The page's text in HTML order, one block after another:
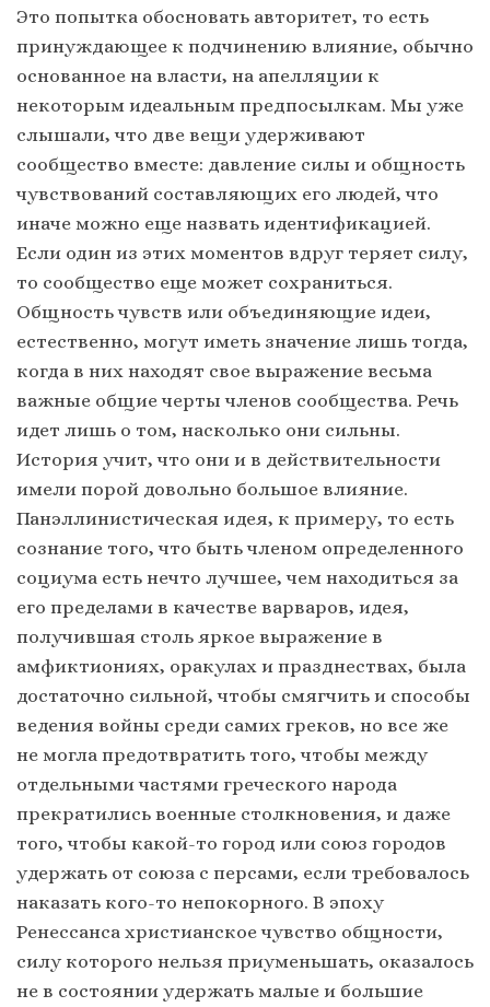
Это попытка обосновать авторитет, то есть
принуждающее к подчинению влияние, обычно
основанное на власти, на апелляции к
некоторым идеальным предпосылкам. Мы уже
слышали, что две вещи удерживают
сообщество вместе: давление силы и общность
чувствований составляющих его людей, что
иначе можно еще назвать идентификацией.
Если один из этих моментов вдруг теряет силу,
то сообщество еще может сохраниться.
Общность чувств или объединяющие идеи,
естественно, могут иметь значение лишь тогда,
когда в них находят свое выражение весьма
важные общие черты членов сообщества. Речь
идет лишь о том, насколько они сильны.
История учит, что они и в действительности
имели порой довольно большое влияние.
Панэллинистическая идея, к примеру, то есть
сознание того, что быть членом определенного
социума есть нечто лучшее, чем находиться за
его пределами в качестве варваров, идея,
получившая столь яркое выражение в
амфиктиониях, оракулах и празднествах, была
достаточно сильной, чтобы смягчить и способы
ведения войны среди самих греков, но все же
не могла предотвратить того, чтобы между
отдельными частями греческого народа
прекратились военные столкновения, и даже
того, чтобы какой-то город или союз городов
удержать от союза с персами, если требовалось
наказать кого-то непокорного. В эпоху
Ренессанса христианское чувство общности,
силу которого нельзя приуменьшать, оказалось
не в состоянии удержать малые и большие